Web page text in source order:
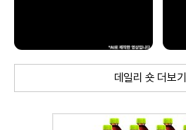
데일리 숏 더보기